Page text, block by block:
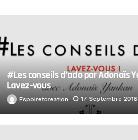
#Les conseils d’ado par Adonaïs
Lavez-vous
Espoiretcreation 17 Septembre 2018